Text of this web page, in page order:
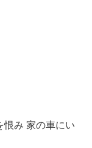
恨み 家の車にい